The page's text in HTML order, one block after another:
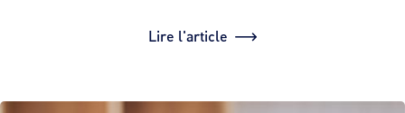
Lire l'article